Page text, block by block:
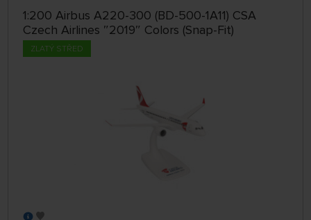
1:200 Airbus A220-300 (BD-500-1A11) CSA
Czech Airlines ″2019″ Colors (Snap-Fit)
ZLATÝ STŘED